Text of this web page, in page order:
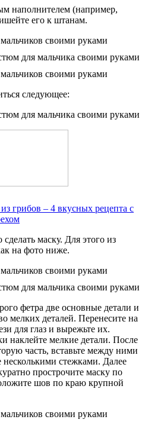
наполнителем (например,
его к штанам.
следующее:
грибов – 4 вкусных рецепта с
маску. Для этого из
на фото ниже.
фетра две основные детали и
мелких деталей. Перенесите на
для глаз и вырежьте их.
наклейте мелкие детали. После
часть, вставьте между ними
несколькими стежками. Далее
прострочите маску по
шов по краю крупной